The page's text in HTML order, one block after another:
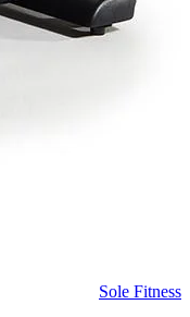
Sole Fitness